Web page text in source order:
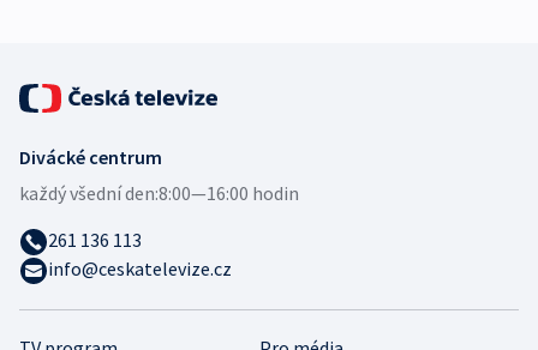
Divácké centrum
každý všední den:8:00—16:00 hodin
261 136 113
info@ceskatelevize.cz